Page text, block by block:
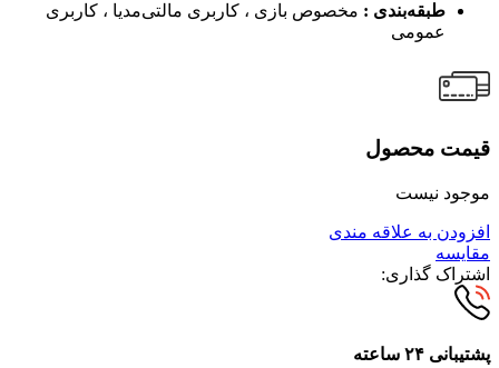
طبقه‌بندی : مخصوص بازی ، کاربری مالتی‌مدیا ، کاربری
عمومی
قیمت محصول
موجود نیست
افزودن به علاقه مندی
مقایسه
اشتراک گذاری:
پشتیبانی ۲۴ ساعته